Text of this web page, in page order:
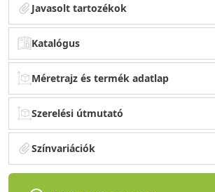
Javasolt tartozékok
Katalógus
Méretrajz és termék adatlap
Szerelési útmutató
Színvariációk